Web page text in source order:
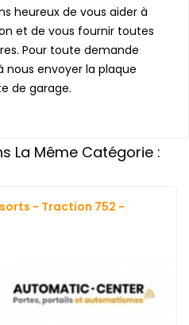
heureux de vous aider à
et de vous fournir toutes
Pour toute demande
nous envoyer la plaque
de garage.
La Même Catégorie :
- Traction 752 -